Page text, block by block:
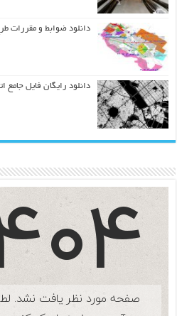
دانلود ضوابط و مقررات
دانلود رایگان فایل جامع